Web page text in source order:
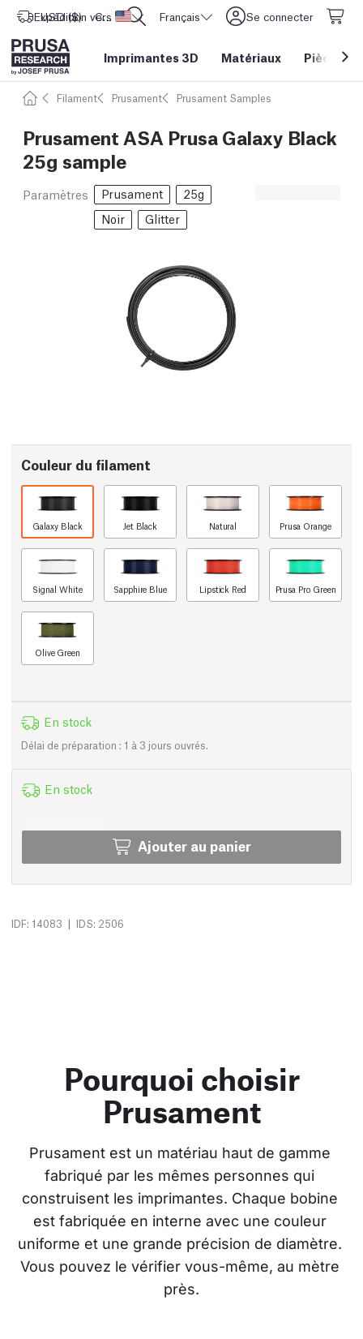
Expédition vers Etats-Unis d'Amérique
USD ($) CORE One L: Maintenant en stock ! Français Se connecter
Imprimantes 3D Matériaux Pièces&
Filament Prusament Prusament Samples
Prusament ASA Prusa Galaxy Black
25g sample
Paramètres Prusament
25g
Noir
Glitter
Couleur du filament
Galaxy Black Jet Black Natural Prusa Orange
Signal White Sapphire Blue Lipstick Red Prusa Pro Green
Olive Green
En stock
Délai de préparation : 1 à 3 jours ouvrés.
En stock
Ajouter au panier
IDF: 14083 | IDS: 2506
Pourquoi choisir
Prusament
Prusament est un matériau haut de gamme
fabriqué par les mêmes personnes qui
construisent les imprimantes. Chaque bobine
est fabriquée en interne avec une couleur
uniforme et une grande précision de diamètre.
Vous pouvez le vérifier vous-même, au mètre
près.